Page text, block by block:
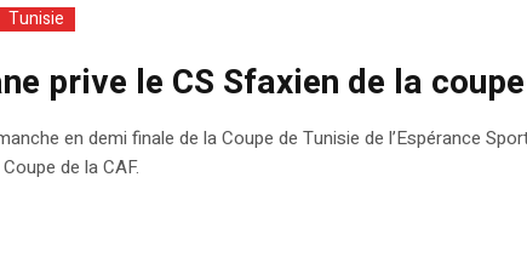
Tunisie
prive le CS Sfaxien de la
en demi finale de la Coupe de Tunisie de l’Espérance
de la CAF.